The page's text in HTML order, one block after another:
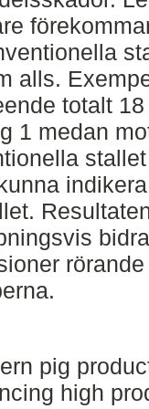
alls.
totalt
1 medan
pig
high